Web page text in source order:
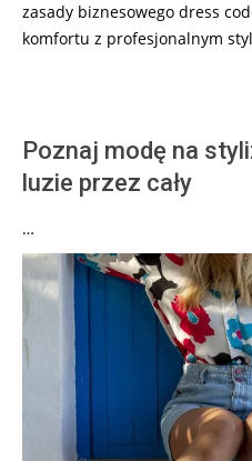
zasady biznesowego dress
komfortu z profesjonalnym
Poznaj modę na
luzie przez cały
…